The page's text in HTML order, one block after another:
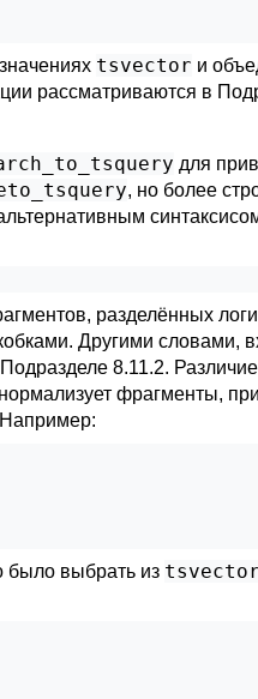
tsvector и
рассматриваются в
для
, но более
разделённых
Другими словами,
Подразделе 8.11.2.
нормализует фрагменты,
было выбрать из tsvector